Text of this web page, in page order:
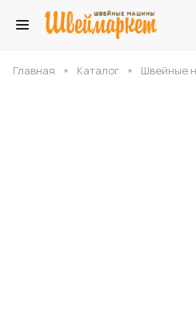
Главная Каталог Швейные